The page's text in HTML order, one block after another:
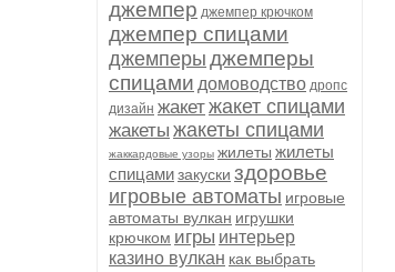
джемпер джемпер крючком
джемпер спицами
джемперы джемперы
спицами домоводство дропс
дизайн жакетжакет спицами
жакеты жакеты спицами
жаккардовые узоры жилеты жилеты
спицамизакуски здоровье
игровые автоматы игровые
автоматы вулкан игрушки
крючком игры интерьер
казино вулкан как выбрать